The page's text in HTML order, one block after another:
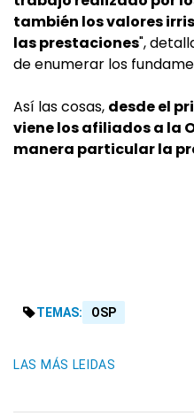
también los valores
las prestaciones",
de enumerar los
Así las cosas, desde el
viene los afiliados a la
manera particular la
TEMAS: OSP
LAS MÁS LEIDAS